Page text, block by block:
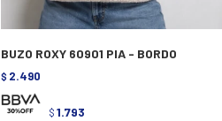
BUZO ROXY 60901 PIA - BORDO
$ 2.490
$ 1.793